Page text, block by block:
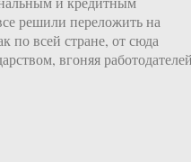
решили переложить на
по всей стране, от сюда
вгоняя